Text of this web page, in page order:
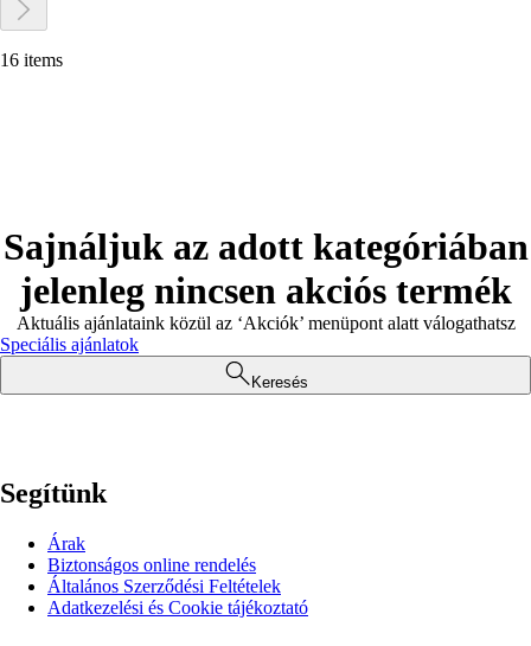
16 items
Sajnáljuk az adott kategóriában
jelenleg nincsen akciós termék
Aktuális ajánlataink közül az ‘Akciók’ menüpont alatt válogathatsz
Speciális ajánlatok
Keresés
Segítünk
Árak
Biztonságos online rendelés
Általános Szerződési Feltételek
Adatkezelési és Cookie tájékoztató